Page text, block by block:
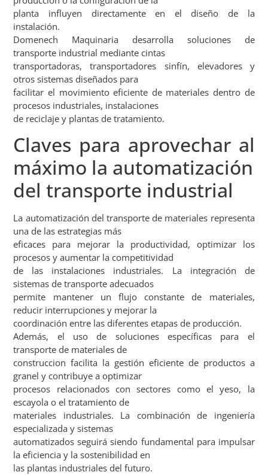
planta influyen directamente en el diseño de la
instalación.
Domenech Maquinaria desarrolla soluciones de
transporte industrial mediante cintas
transportadoras, transportadores sinfín, elevadores y
otros sistemas diseñados para
facilitar el movimiento eficiente de materiales dentro de
procesos industriales, instalaciones
de reciclaje y plantas de tratamiento.
Claves para aprovechar al
máximo la automatización
del transporte industrial
La automatización del transporte de materiales representa
una de las estrategias más
eficaces para mejorar la productividad, optimizar los
procesos y aumentar la competitividad
de las instalaciones industriales. La integración de
sistemas de transporte adecuados
permite mantener un flujo constante de materiales,
reducir interrupciones y mejorar la
coordinación entre las diferentes etapas de producción.
Además, el uso de soluciones específicas para el
transporte de materiales de
construccion facilita la gestión eficiente de productos a
granel y contribuye a optimizar
procesos relacionados con sectores como el yeso, la
escayola o el tratamiento de
materiales industriales. La combinación de ingeniería
especializada y sistemas
automatizados seguirá siendo fundamental para impulsar
la eficiencia y la sostenibilidad en
las plantas industriales del futuro.